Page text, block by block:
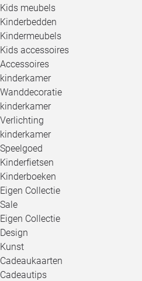
Kids meubels
Kinderbedden
Kindermeubels
Kids accessoires
Accessoires
kinderkamer
Wanddecoratie
kinderkamer
Verlichting
kinderkamer
Speelgoed
Kinderfietsen
Kinderboeken
Eigen Collectie
Sale
Eigen Collectie
Design
Kunst
Cadeaukaarten
Cadeautips